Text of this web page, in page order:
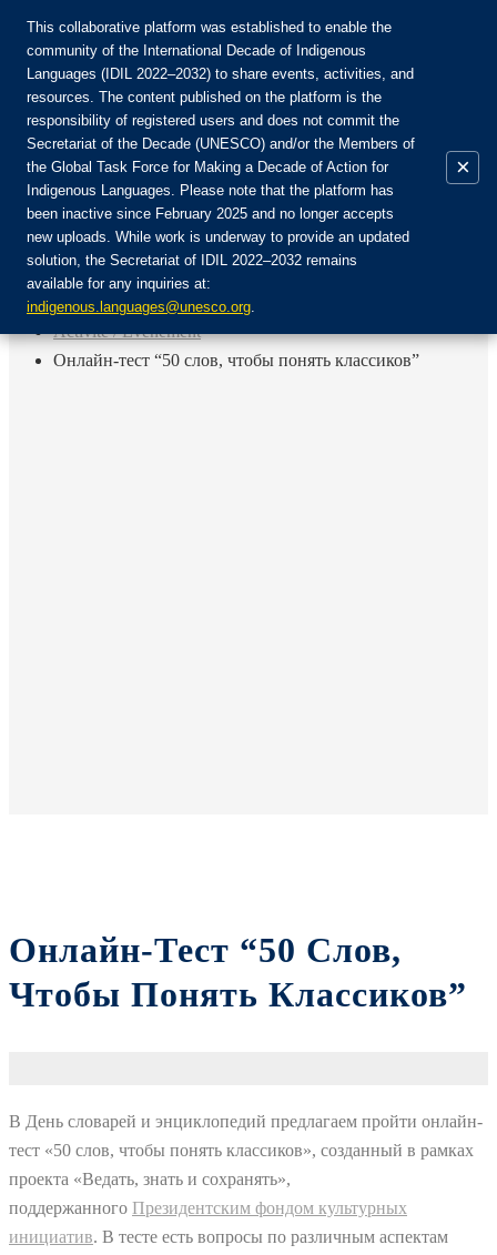
Rejoignez la communauté :
Login
FR
EN
ES
RU
Accueil
Activité / Événement
Онлайн-тест “50 слов, чтобы понять классиков”
Онлайн-Тест “50 Слов,
Чтобы Понять Классиков”
В День словарей и энциклопедий предлагаем пройти онлайн-
тест «50 слов, чтобы понять классиков», созданный в рамках
проекта «Ведать, знать и сохранять»,
поддержанного Президентским фондом культурных
инициатив. В тесте есть вопросы по различным аспектам
This collaborative platform was established to enable the
community of the International Decade of Indigenous
Languages (IDIL 2022–2032) to share events, activities, and
resources. The content published on the platform is the
responsibility of registered users and does not commit the
Secretariat of the Decade (UNESCO) and/or the Members of
the Global Task Force for Making a Decade of Action for
Indigenous Languages. Please note that the platform has
been inactive since February 2025 and no longer accepts
new uploads. While work is underway to provide an updated
solution, the Secretariat of IDIL 2022–2032 remains
available for any inquiries at:
indigenous.languages@unesco.org.
×